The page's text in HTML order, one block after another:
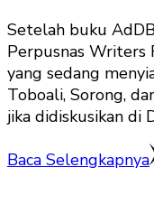
Setelah buku
Perpusnas Writers
yang sedang
Toboali, Sorong,
jika didiskusikan di
Baca Selengkapnya